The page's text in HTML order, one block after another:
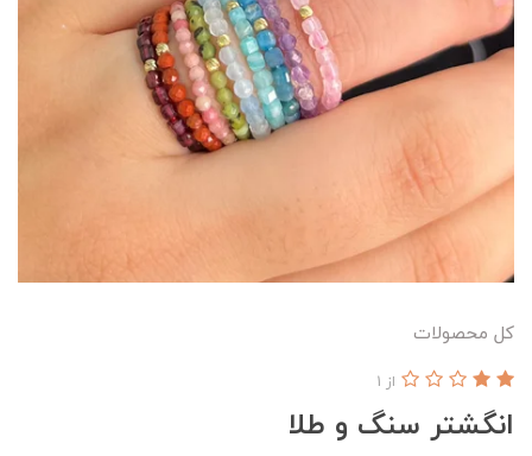
کل محصولات
انگشتر سنگ و طلا
از 1